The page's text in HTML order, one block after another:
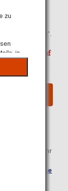
fehlerhafte
sowie
und
Adresse, auf
wenn sich Ihr
E-Mail-Adresse
zu
in